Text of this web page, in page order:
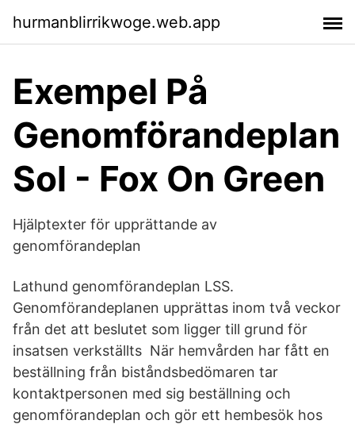
hurmanblirrikwoge.web.app
Exempel På
Genomförandeplan
Sol - Fox On Green
Hjälptexter för upprättande av
genomförandeplan
Lathund genomförandeplan LSS.
Genomförandeplanen upprättas inom två veckor
från det att beslutet som ligger till grund för
insatsen verkställts När hemvården har fått en
beställning från biståndsbedömaren tar
kontaktpersonen med sig beställning och
genomförandeplan och gör ett hembesök hos